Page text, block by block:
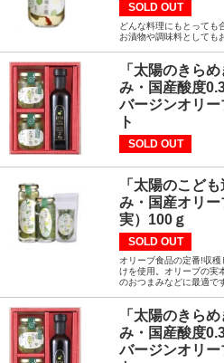
SOLD OUT
どんな料理にもとっても
お漬物や調味料としても
「太陽のきら
み・国産酸度
バージンオリ
ト
SOLD OUT
「太陽のこど
み・国産オリ
実）100ｇ
SOLD OUT
オリーブ食品の定番!収
けを使用。オリーブの実
のおつまみなどに最適で
「太陽のきら
み・国産酸度
バージンオリ